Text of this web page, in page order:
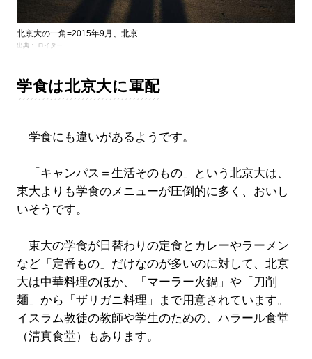
北京大の一角=2015年9月、北京
出典： ロイター
学食は北京大に軍配
学食にも違いがあるようです。
「キャンパス＝生活そのもの」という北京大は、
東大よりも学食のメニューが圧倒的に多く、おいし
いそうです。
東大の学食が日替わりの定食とカレーやラーメン
など「定番もの」だけなのが多いのに対して、北京
大は中華料理のほか、「マーラー火鍋」や「刀削
麺」から「ザリガニ料理」まで用意されています。
イスラム教徒の教師や学生のための、ハラール食堂
（清真食堂）もあります。